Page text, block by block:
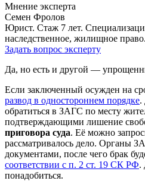
Мнение эксперта
Семен Фролов
Юрист. Стаж 7 лет.
наследственное, жилищное право.
Задать вопрос эксперту
Да, но есть и другой —
Если заключенный осужден на
развод в одностороннем порядке.
обратиться в ЗАГС по месту
подтверждающими лишение
приговора суда. Её можно
рассматривалось дело. Органы
документами, после чего брак
соответствии с п. 2 ст. 19 СК РФ.
понадобиться.